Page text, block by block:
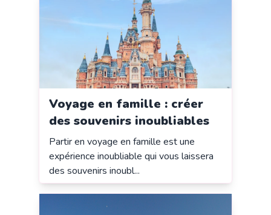
Voyage en famille : créer
des souvenirs inoubliables
Partir en voyage en famille est une
expérience inoubliable qui vous laissera
des souvenirs inoubl...